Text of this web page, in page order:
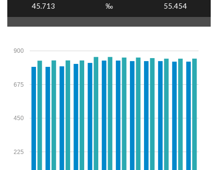
45.713 ‰ 55.454
225
450
675
900